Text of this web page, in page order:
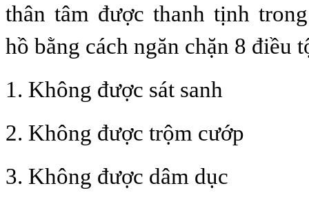
thân tâm được thanh tịnh
hồ bằng cách ngăn chặn 8 điều
1. Không được sát sanh
2. Không được trộm cướp
3. Không được dâm dục